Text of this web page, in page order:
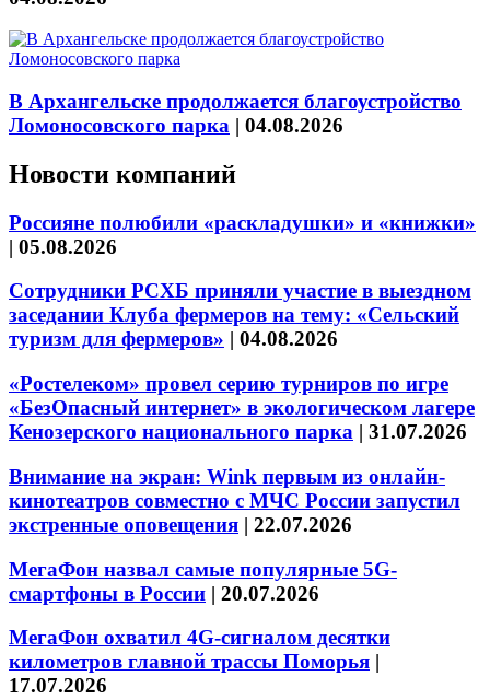
В Архангельске продолжается благоустройство
Ломоносовского парка | 04.08.2026
Новости компаний
Россияне полюбили «раскладушки» и «книжки»
| 05.08.2026
Сотрудники РСХБ приняли участие в выездном
заседании Клуба фермеров на тему: «Сельский
туризм для фермеров» | 04.08.2026
«Ростелеком» провел серию турниров по игре
«БезОпасный интернет» в экологическом лагере
Кенозерского национального парка | 31.07.2026
Внимание на экран: Wink первым из онлайн-
кинотеатров совместно с МЧС России запустил
экстренные оповещения | 22.07.2026
МегаФон назвал самые популярные 5G-
смартфоны в России | 20.07.2026
МегаФон охватил 4G-сигналом десятки
километров главной трассы Поморья |
17.07.2026